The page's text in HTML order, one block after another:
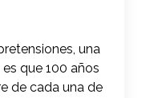
una
que 100 años
de cada una de